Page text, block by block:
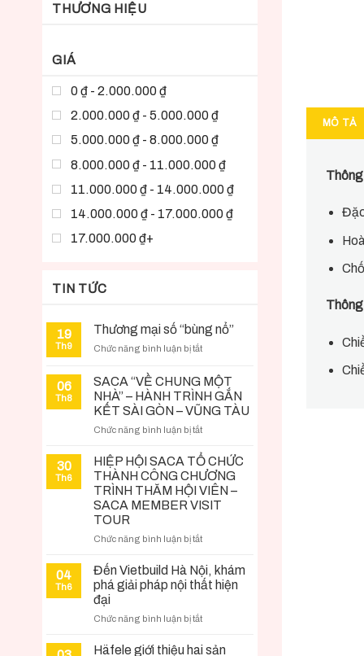
THƯƠNG HIỆU
GIÁ
0 ₫ - 2.000.000 ₫
2.000.000 ₫ - 5.000.000 ₫
5.000.000 ₫ - 8.000.000 ₫
8.000.000 ₫ - 11.000.000 ₫
11.000.000 ₫ - 14.000.000 ₫
14.000.000 ₫ - 17.000.000 ₫
17.000.000 ₫+
TIN TỨC
19
Th9
Thương mại số “bùng nổ”
Chức năng bình luận bị tắtở
mại
số
“bùng
nổ”
06
Th8
SACA “VỀ CHUNG MỘT
NHÀ” – HÀNH TRÌNH GẮN
KẾT SÀI GÒN – VŨNG TÀU
Chức năng bình luận bị tắtở
“VỀ
CHUNG
MỘT
NHÀ”
–
TRÌNH
KẾT
SÀI
VŨNG
30
Th6
HIỆP HỘI SACA TỔ CHỨC
THÀNH CÔNG CHƯƠNG
TRÌNH THĂM HỘI VIÊN –
SACA MEMBER VISIT
TOUR
Chức năng bình luận bị tắtở
HỘI
SACA
TỔ
THÀNH
CHƯƠNG
04
Th6
Đến Vietbuild Hà Nội, khám
phá giải pháp nội thất hiện
đại
Chức năng bình luận bị tắtở
Vietbuild
Häfele giới thiệu hai sản
MÔ TẢ